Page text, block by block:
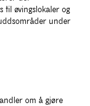
til øvingslokaler og
under
om å gjøre